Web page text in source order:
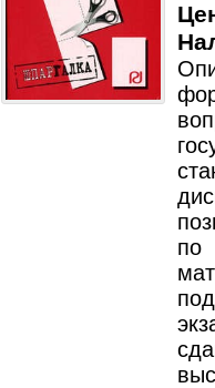
по